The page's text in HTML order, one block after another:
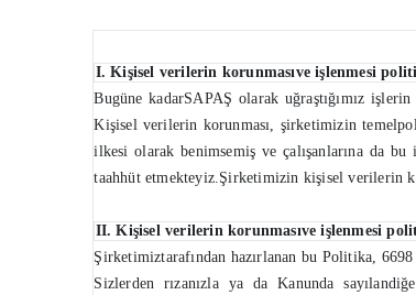
I. Kişisel verilerin korunmasıve işlenmesi
Bugüne kadarSAPAŞ olarak uğraştığımız
Kişisel verilerin korunması, şirketimizin
ilkesi olarak benimsemiş ve çalışanlarına da
taahhüt etmekteyiz.Şirketimizin kişisel verilerin
II. Kişisel verilerin korunmasıve işlenmesi
Şirketimiztarafından hazırlanan bu Politika,
Sizlerden rızanızla ya da Kanunda